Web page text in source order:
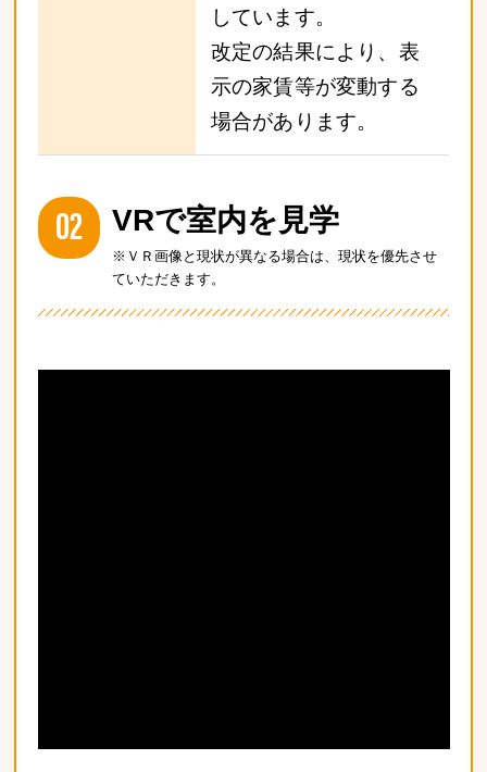
しています。
改定の結果により、表
示の家賃等が変動する
場合があります。
02 VRで室内を見学
※ＶＲ画像と現状が異なる場合は、現状を優先させ
ていただきます。